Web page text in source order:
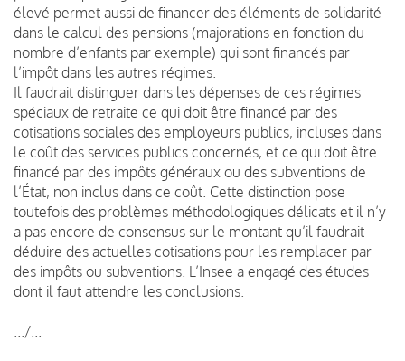
élevé permet aussi de financer des éléments de solidarité
dans le calcul des pensions (majorations en fonction du
nombre d’enfants par exemple) qui sont financés par
l’impôt dans les autres régimes.
Il faudrait distinguer dans les dépenses de ces régimes
spéciaux de retraite ce qui doit être financé par des
cotisations sociales des employeurs publics, incluses dans
le coût des services publics concernés, et ce qui doit être
financé par des impôts généraux ou des subventions de
l’État, non inclus dans ce coût. Cette distinction pose
toutefois des problèmes méthodologiques délicats et il n’y
a pas encore de consensus sur le montant qu’il faudrait
déduire des actuelles cotisations pour les remplacer par
des impôts ou subventions. L’Insee a engagé des études
dont il faut attendre les conclusions.
.../...